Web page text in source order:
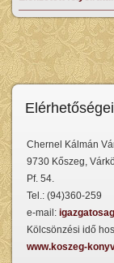
Chernel Kálmán
9730 Kőszeg,
Pf. 54.
Tel.: (94)360-259
e-mail:
Kölcsönzési idő
www.koszeg-